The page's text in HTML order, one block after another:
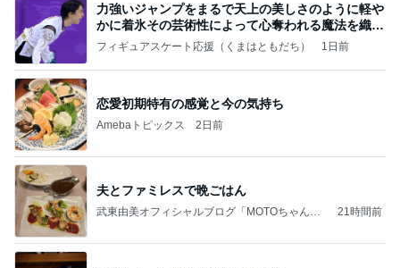
力強いジャンプをまるで天上の美しさのように軽や
かに着氷その芸術性によって心奪われる魔法を織り
なす
フィギュアスケート応援（くまはともだち） 1日前
恋愛初期特有の感覚と今の気持ち
Amebaトピックス 2日前
夫とファミレスで晩ごはん
武東由美オフィシャルブログ「MOTOちゃんと
21時間前